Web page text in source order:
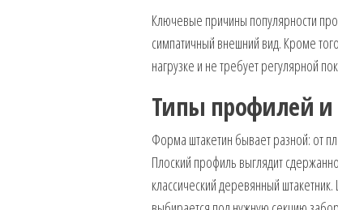
Ключевые причины популярности
симпатичный внешний вид. Кроме
нагрузке и не требует регулярной
Типы профилей
Форма штакетин бывает разной: от
Плоский профиль выглядит
классический деревянный